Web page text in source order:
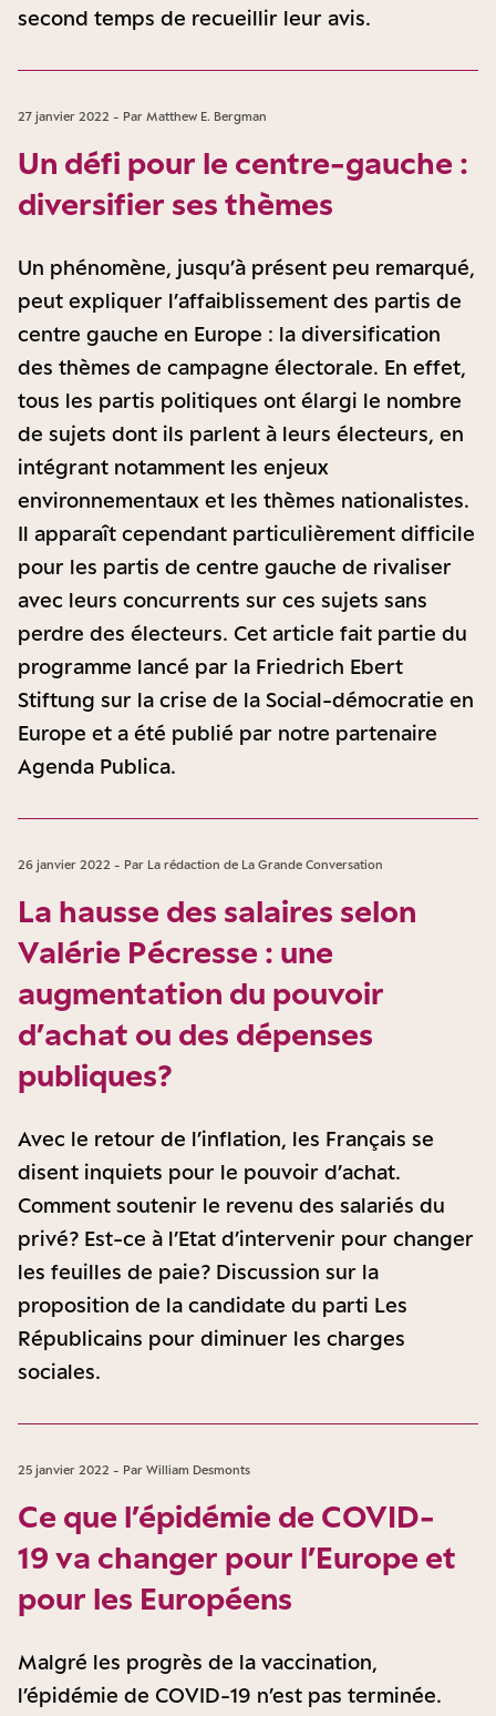
second temps de recueillir leur avis.
27 janvier 2022 - Par Matthew E. Bergman
Un défi pour le centre-gauche :
diversifier ses thèmes
Un phénomène, jusqu’à présent peu remarqué,
peut expliquer l’affaiblissement des partis de
centre gauche en Europe : la diversification
des thèmes de campagne électorale. En effet,
tous les partis politiques ont élargi le nombre
de sujets dont ils parlent à leurs électeurs, en
intégrant notamment les enjeux
environnementaux et les thèmes nationalistes.
Il apparaît cependant particulièrement difficile
pour les partis de centre gauche de rivaliser
avec leurs concurrents sur ces sujets sans
perdre des électeurs. Cet article fait partie du
programme lancé par la Friedrich Ebert
Stiftung sur la crise de la Social-démocratie en
Europe et a été publié par notre partenaire
Agenda Publica.
26 janvier 2022 - Par La rédaction de La Grande Conversation
La hausse des salaires selon
Valérie Pécresse : une
augmentation du pouvoir
d’achat ou des dépenses
publiques ?
Avec le retour de l’inflation, les Français se
disent inquiets pour le pouvoir d’achat.
Comment soutenir le revenu des salariés du
privé ? Est-ce à l’Etat d’intervenir pour changer
les feuilles de paie ? Discussion sur la
proposition de la candidate du parti Les
Républicains pour diminuer les charges
sociales.
25 janvier 2022 - Par William Desmonts
Ce que l’épidémie de COVID-
19 va changer pour l’Europe et
pour les Européens
Malgré les progrès de la vaccination,
l’épidémie de COVID-19 n’est pas terminée.